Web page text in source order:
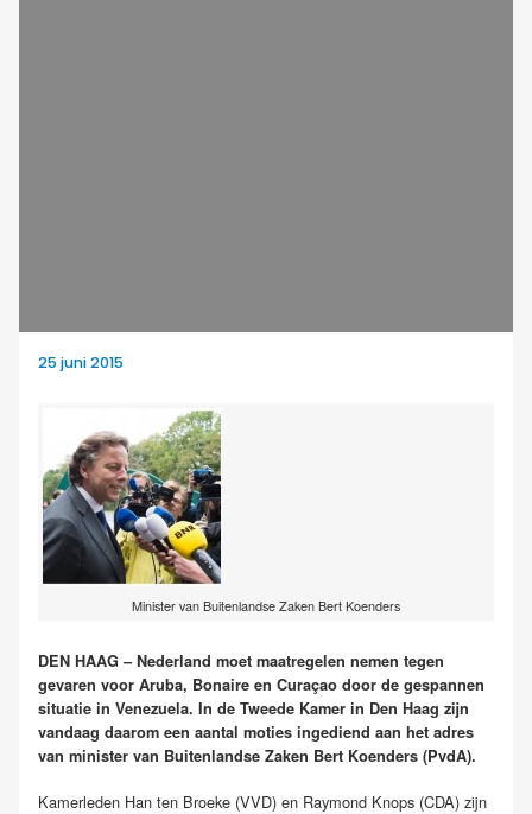
25 juni 2015
Minister van Buitenlandse Zaken Bert Koenders
DEN HAAG – Nederland moet maatregelen nemen tegen
gevaren voor Aruba, Bonaire en Curaçao door de gespannen
situatie in Venezuela. In de Tweede Kamer in Den Haag zijn
vandaag daarom een aantal moties ingediend aan het adres
van minister van Buitenlandse Zaken Bert Koenders (PvdA).
Kamerleden Han ten Broeke (VVD) en Raymond Knops (CDA) zijn